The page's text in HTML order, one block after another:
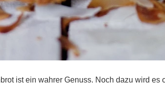
ist ein wahrer Genuss. Noch dazu wird es